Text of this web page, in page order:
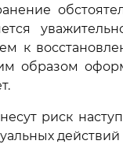
к
образом
риск
действий